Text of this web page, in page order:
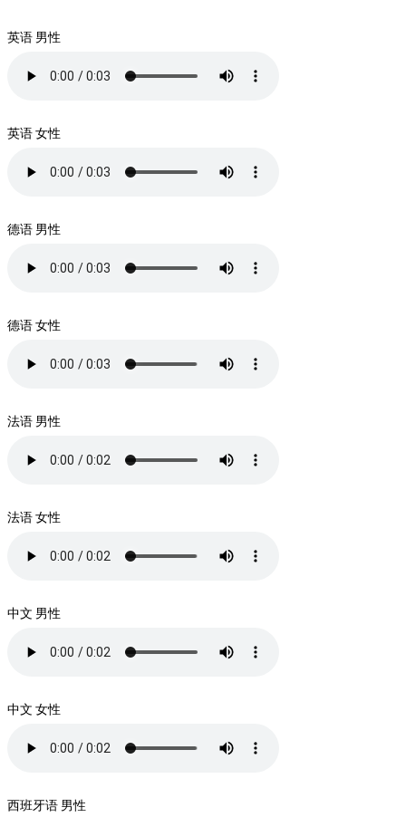
英语 男性
英语 女性
德语 男性
德语 女性
法语 男性
法语 女性
中文 男性
中文 女性
西班牙语 男性